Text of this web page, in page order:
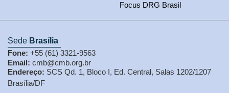
Focus DRG Brasil
Sede Brasília
Fone: +55 (61) 3321-9563
Email: cmb@cmb.org.br
Endereço: SCS Qd. 1, Bloco I, Ed. Central, Salas 1202/1207
Brasília/DF